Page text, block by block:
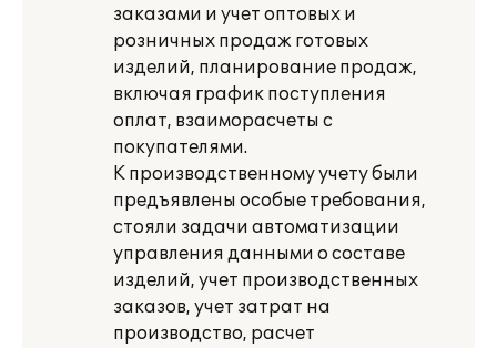
заказами и учет оптовых и
розничных продаж готовых
изделий, планирование продаж,
включая график поступления
оплат, взаиморасчеты с
покупателями.
К производственному учету были
предъявлены особые требования,
стояли задачи автоматизации
управления данными о составе
изделий, учет производственных
заказов, учет затрат на
производство, расчет